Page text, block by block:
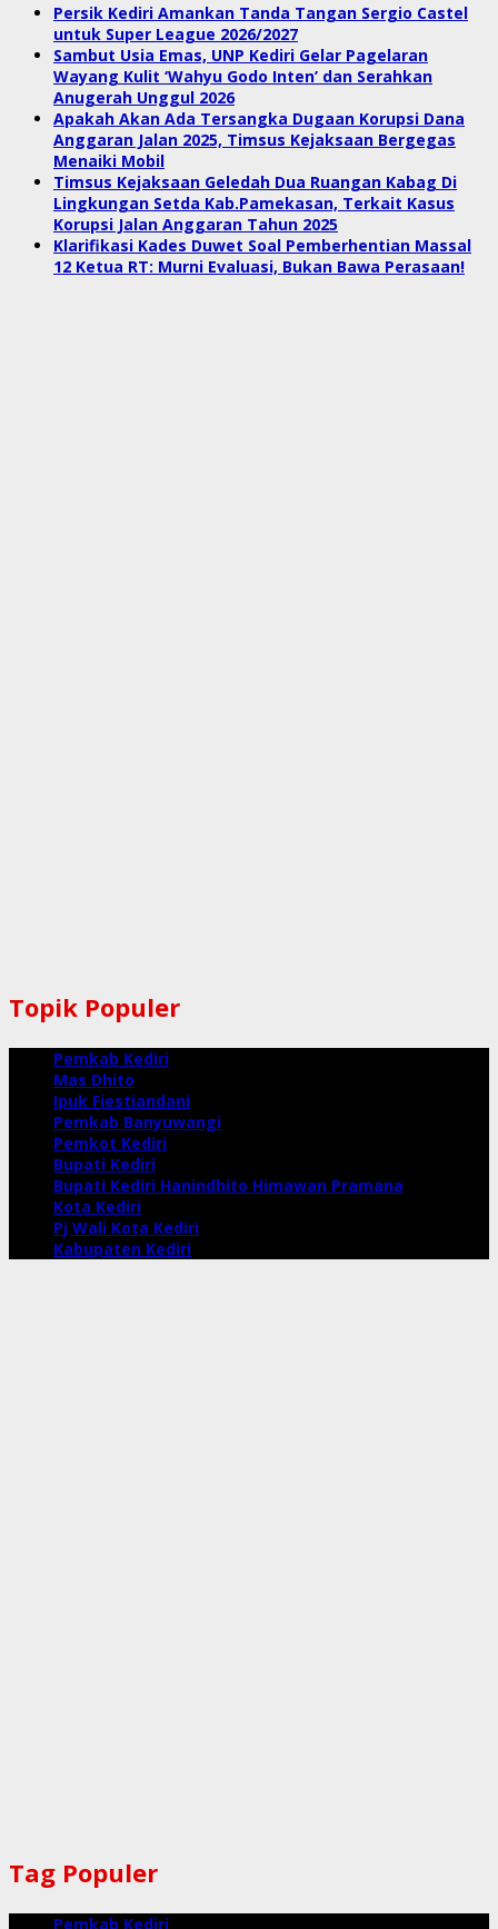
Persik Kediri Amankan Tanda Tangan Sergio Castel
untuk Super League 2026/2027
Sambut Usia Emas, UNP Kediri Gelar Pagelaran
Wayang Kulit ‘Wahyu Godo Inten’ dan Serahkan
Anugerah Unggul 2026
Apakah Akan Ada Tersangka Dugaan Korupsi Dana
Anggaran Jalan 2025, Timsus Kejaksaan Bergegas
Menaiki Mobil
Timsus Kejaksaan Geledah Dua Ruangan Kabag Di
Lingkungan Setda Kab.Pamekasan, Terkait Kasus
Korupsi Jalan Anggaran Tahun 2025
Klarifikasi Kades Duwet Soal Pemberhentian Massal
12 Ketua RT: Murni Evaluasi, Bukan Bawa Perasaan!
Topik Populer
Pemkab Kediri
Mas Dhito
Ipuk Fiestiandani
Pemkab Banyuwangi
Pemkot Kediri
Bupati Kediri
Bupati Kediri Hanindhito Himawan Pramana
Kota Kediri
Pj Wali Kota Kediri
Kabupaten Kediri
Tag Populer
Pemkab Kediri